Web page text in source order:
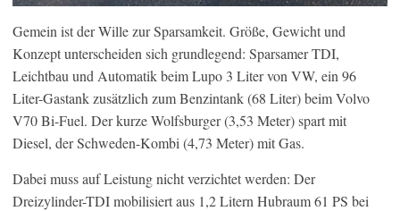
Gemein ist der Wille zur Sparsamkeit. Größe, Gewicht und
Konzept unterscheiden sich grundlegend: Sparsamer TDI,
Leichtbau und Automatik beim Lupo 3 Liter von VW, ein 96
Liter-Gastank zusätzlich zum Benzintank (68 Liter) beim Volvo
V70 Bi-Fuel. Der kurze Wolfsburger (3,53 Meter) spart mit
Diesel, der Schweden-Kombi (4,73 Meter) mit Gas.
Dabei muss auf Leistung nicht verzichtet werden: Der
Dreizylinder-TDI mobilisiert aus 1,2 Litern Hubraum 61 PS bei